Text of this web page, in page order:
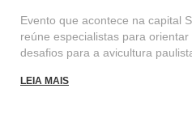
Evento que acontece na capital
reúne especialistas para
desafios para a avicultura
LEIA MAIS